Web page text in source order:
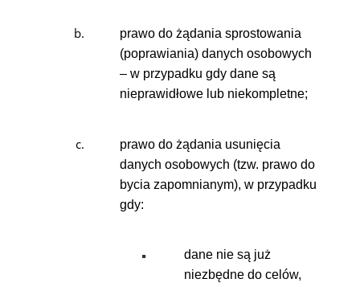
prawo do żądania sprostowania
(poprawiania) danych osobowych
– w przypadku gdy dane są
nieprawidłowe lub niekompletne;
prawo do żądania usunięcia
danych osobowych (tzw. prawo do
bycia zapomnianym), w przypadku
gdy:
​​dane nie są już
niezbędne do celów,